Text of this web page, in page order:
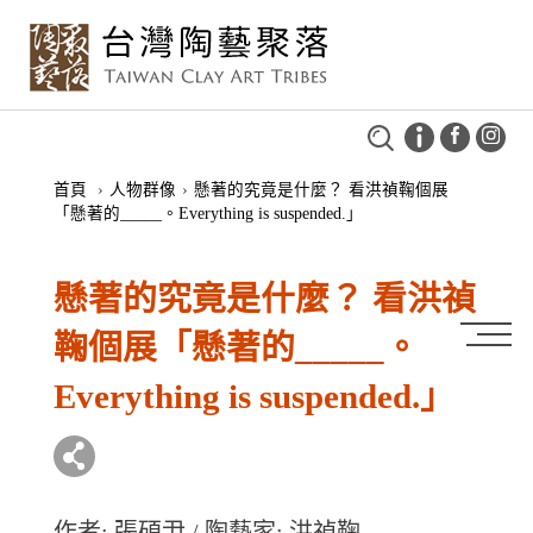
首頁 › 人物群像 › 懸著的究竟是什麼？ 看洪禎鞠個展
「懸著的_____。Everything is suspended.」
懸著的究竟是什麼？ 看洪禎
鞠個展「懸著的_____。
Everything is suspended.」